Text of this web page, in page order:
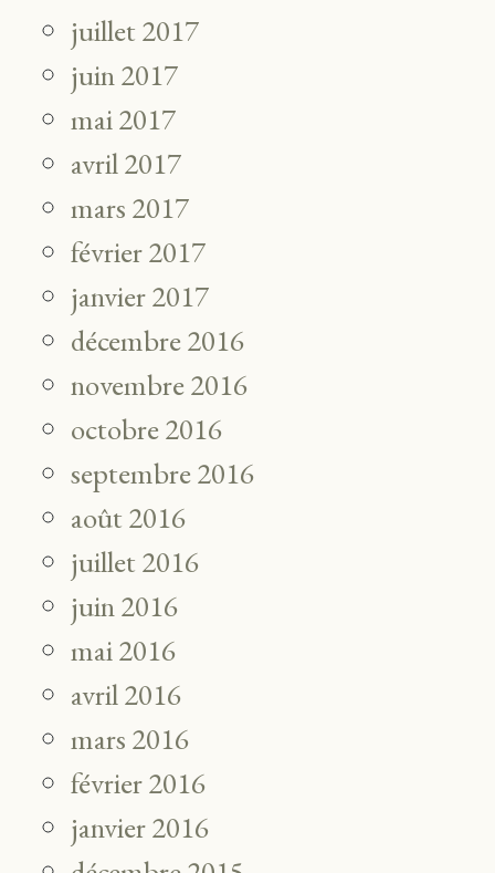
juillet 2017
juin 2017
mai 2017
avril 2017
mars 2017
février 2017
janvier 2017
décembre 2016
novembre 2016
octobre 2016
septembre 2016
août 2016
juillet 2016
juin 2016
mai 2016
avril 2016
mars 2016
février 2016
janvier 2016